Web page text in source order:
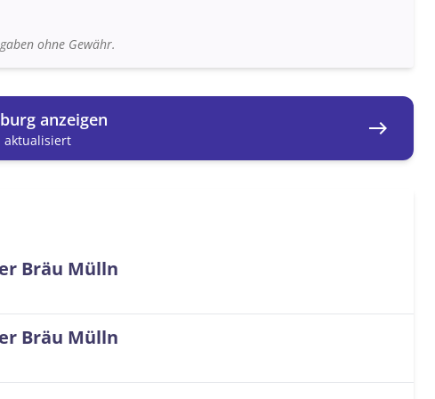
ohne Gewähr.
anzeigen
aktualisiert east
Bräu Mülln
Bräu Mülln